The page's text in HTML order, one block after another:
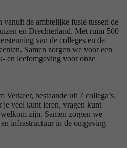
vanuit de ambtelijke fusie tussen de
en Drechterland. Met ruim 500
van de colleges en de
Samen zorgen we voor een
en leefomgeving voor onze
Verkeer, bestaande uit 7 collega’s.
je veel kunt leren, vragen kunt
zijn. Samen zorgen we
infrastructuur in de omgeving